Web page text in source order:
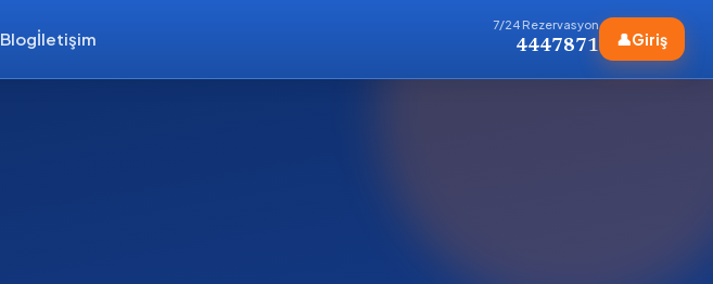
Blogİletişim
7/24 Rezervasyon
4447871 👤Giriş